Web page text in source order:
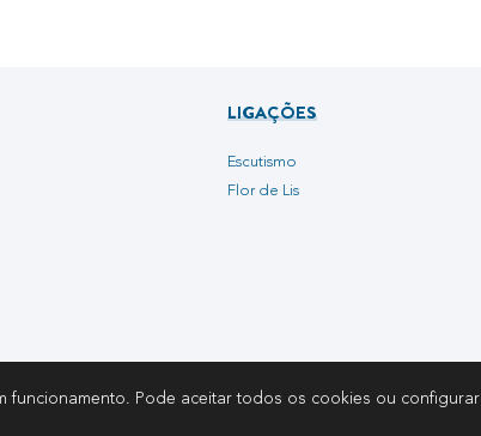
LIGAÇÕES
Escutismo
Flor de Lis
funcionamento. Pode aceitar todos os cookies ou configurar